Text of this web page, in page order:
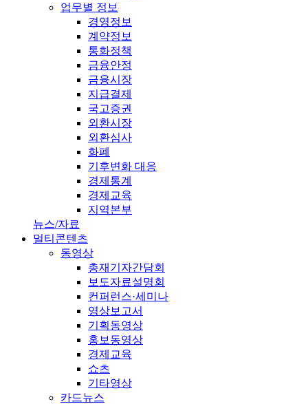
업무별 정보
경영정보
계약정보
통화정책
금융안정
금융시장
지급결제
국고증권
외환시장
외환심사
화폐
기후변화 대응
경제통계
경제교육
지역본부
뉴스/자료
멀티콘텐츠
동영상
총재기자간담회
보도자료설명회
컨퍼런스·세미나
영상보고서
기획동영상
홍보동영상
경제교육
쇼츠
기타영상
카드뉴스